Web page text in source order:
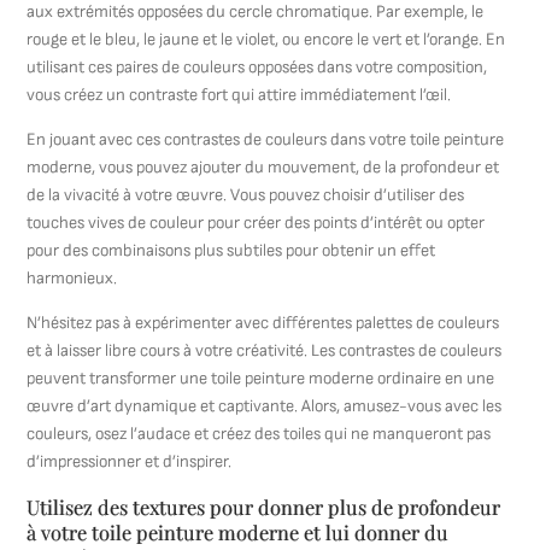
aux extrémités opposées du cercle chromatique. Par exemple, le
rouge et le bleu, le jaune et le violet, ou encore le vert et l’orange. En
utilisant ces paires de couleurs opposées dans votre composition,
vous créez un contraste fort qui attire immédiatement l’œil.
En jouant avec ces contrastes de couleurs dans votre toile peinture
moderne, vous pouvez ajouter du mouvement, de la profondeur et
de la vivacité à votre œuvre. Vous pouvez choisir d’utiliser des
touches vives de couleur pour créer des points d’intérêt ou opter
pour des combinaisons plus subtiles pour obtenir un effet
harmonieux.
N’hésitez pas à expérimenter avec différentes palettes de couleurs
et à laisser libre cours à votre créativité. Les contrastes de couleurs
peuvent transformer une toile peinture moderne ordinaire en une
œuvre d’art dynamique et captivante. Alors, amusez-vous avec les
couleurs, osez l’audace et créez des toiles qui ne manqueront pas
d’impressionner et d’inspirer.
Utilisez des textures pour donner plus de profondeur
à votre toile peinture moderne et lui donner du